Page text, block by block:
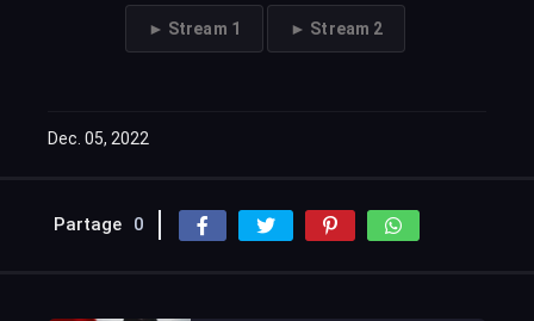
► Stream 1 ► Stream 2
Dec. 05, 2022
Partage 0